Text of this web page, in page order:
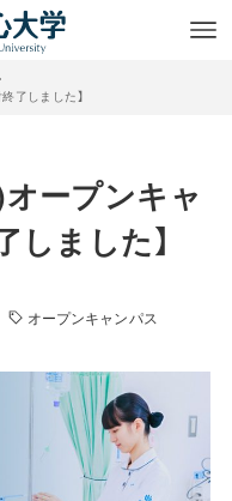
了しました】
ープンキャ
しました】
オープンキャンパス